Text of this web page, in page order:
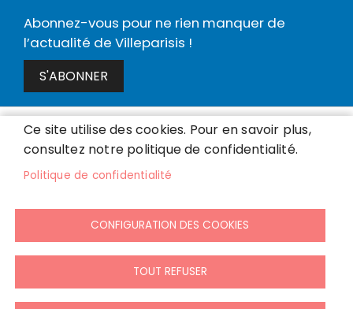
Abonnez-vous pour ne rien manquer de
l’actualité de Villeparisis !
S'ABONNER
Menu
Pied
Accueil
S'identifier
Mentions légales
Accessibilité : partiellement conforme
Cookies
Presse
Ce site utilise des cookies. Pour en savoir plus,
consultez notre politique de confidentialité.
Politique de confidentialité
CONFIGURATION DES COOKIES
TOUT REFUSER